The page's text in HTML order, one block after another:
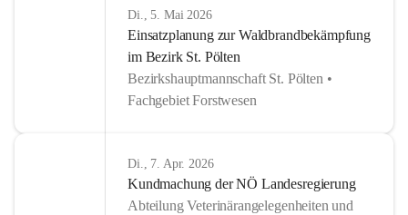
Di., 5. Mai 2026
Einsatzplanung zur Waldbrandbekämpfung
im Bezirk St. Pölten
Bezirkshauptmannschaft St. Pölten •
Fachgebiet Forstwesen
Di., 7. Apr. 2026
Kundmachung der NÖ Landesregierung
Abteilung Veterinärangelegenheiten und